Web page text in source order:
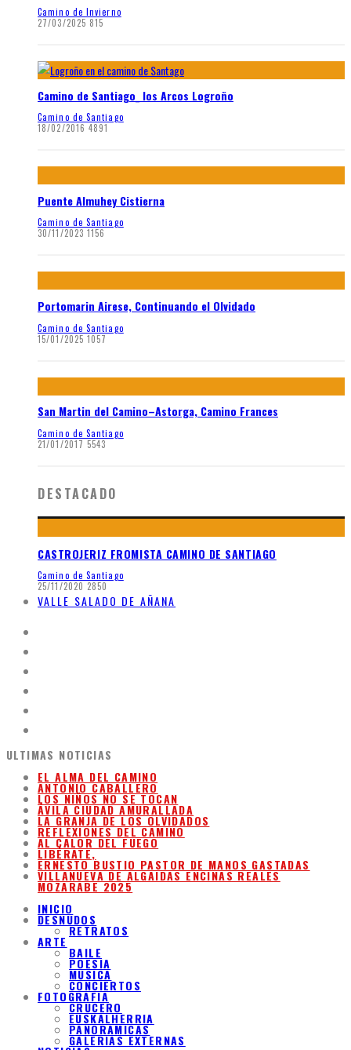
Camino de Invierno
27/03/2025 815
Camino de Santiago_ los Arcos Logroño
Camino de Santiago
18/02/2016 4891
Puente Almuhey Cistierna
Camino de Santiago
30/11/2023 1156
Portomarin Airese, Continuando el Olvidado
Camino de Santiago
15/01/2025 1057
San Martin del Camino–Astorga, Camino Frances
Camino de Santiago
21/01/2017 5543
DESTACADO
CASTROJERIZ FROMISTA CAMINO DE SANTIAGO
Camino de Santiago
25/11/2020 2850
VALLE SALADO DE AÑANA
ULTIMAS NOTICIAS
EL ALMA DEL CAMINO
ANTONIO CABALLERO
LOS NIÑOS NO SE TOCAN
ÁVILA CIUDAD AMURALLADA
LA GRANJA DE LOS OLVIDADOS
REFLEXIONES DEL CAMINO
AL CALOR DEL FUEGO
LIBÉRATE,
ERNESTO BUSTIO PASTOR DE MANOS GASTADAS
VILLANUEVA DE ALGAIDAS ENCINAS REALES
MOZARABE 2025
INICIO
DESNUDOS
RETRATOS
ARTE
BAILE
POESIA
MUSICA
CONCIERTOS
FOTOGRAFIA
CRUCERO
EUSKALHERRIA
PANORAMICAS
GALERIAS EXTERNAS